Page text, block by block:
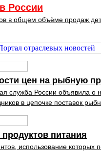
России
в общем объёме продаж
цен на рыбную
служба России объявила о
в цепочке поставок
питания
использование которых